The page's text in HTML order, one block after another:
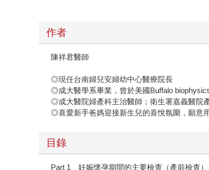
作者
陳祥君醫師
◎現任台南婦兒安婦幼中心醫療院長
◎成大醫學系畢業，曾於美國Buffalo
◎成大醫院婦產科主治醫師；衛生署嘉義醫院
◎喜愛新手爸媽迎接新生兒的喜悅氛圍，願意
目錄
Part 1 妊娠懷孕期間的主要檢查（產前檢查）